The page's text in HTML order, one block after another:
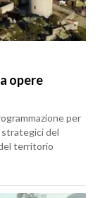
opere
per
del
territorio